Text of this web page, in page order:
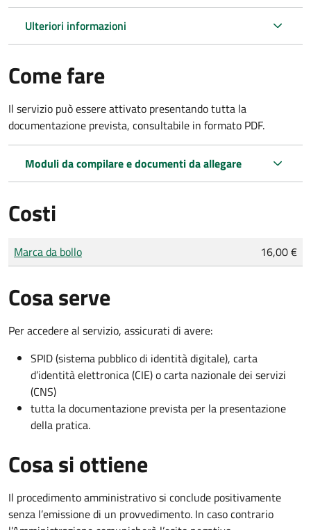
Ulteriori informazioni
Come fare
Il servizio può essere attivato presentando tutta la
documentazione prevista, consultabile in formato PDF.
Moduli da compilare e documenti da allegare
Costi
Tipo di pagamento
Importo
Marca da bollo 16,00 €
Cosa serve
Per accedere al servizio, assicurati di avere:
SPID (sistema pubblico di identità digitale), carta
d’identità elettronica (CIE) o carta nazionale dei servizi
(CNS)
tutta la documentazione prevista per la presentazione
della pratica.
Cosa si ottiene
Il procedimento amministrativo si conclude positivamente
senza l’emissione di un provvedimento. In caso contrario